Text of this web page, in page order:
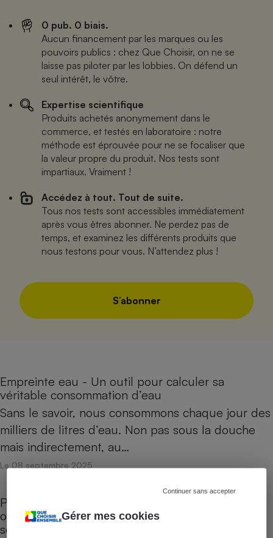
Gérer mes cookies
Continuer sans accepter
0 pub. 0 biais.
Aucun financement par les marques ou les
pouvoirs publics : chez Que Choisir, on ne se
laisse pas piloter par les lobbies. On défend un
seul intérêt, le vôtre.
Expertise scientifique
Produits achetés anonymement dans le
commerce, et testés en laboratoire : notre
méthode est éprouvée pour ne se focaliser que
la valeur propre du produit. Nos tests sont
impartiaux. Vraiment !
Accédez à tout. Tout de suite.
Tous nos tests sont accessibles immédiatement
après vous êtres abonner. Ne perdez pas de
temps, et examinez les différents produits que
nous testons pour vous. N’attendez plus !
S’abonner
Empreinte eau - Un outil pour calculer sa
véritable consommation d’eau
Sans le savoir, nous consommons chaque jour des
milliers de litres d’eau. Non pas sous la douche
mais indirectement, au…
Le 08 septembre 2025
Panneaux photovoltaïques - Quelles sont les
options pour valoriser son surplus d’électricité
solaire ?